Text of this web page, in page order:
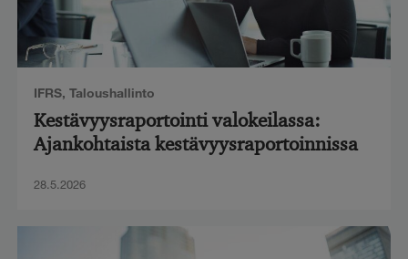
IFRS, Taloushallinto
Kestävyysraportointi valokeilassa:
Ajankohtaista kestävyysraportoinnissa
28.5.2026